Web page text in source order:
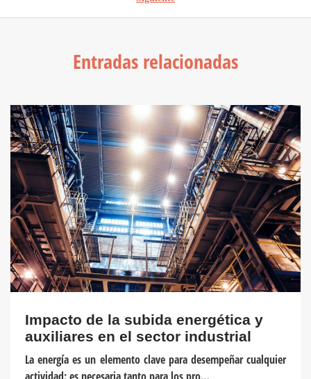
Entradas relacionadas
Impacto de la subida energética y
auxiliares en el sector industrial
La energía es un elemento clave para desempeñar cualquier